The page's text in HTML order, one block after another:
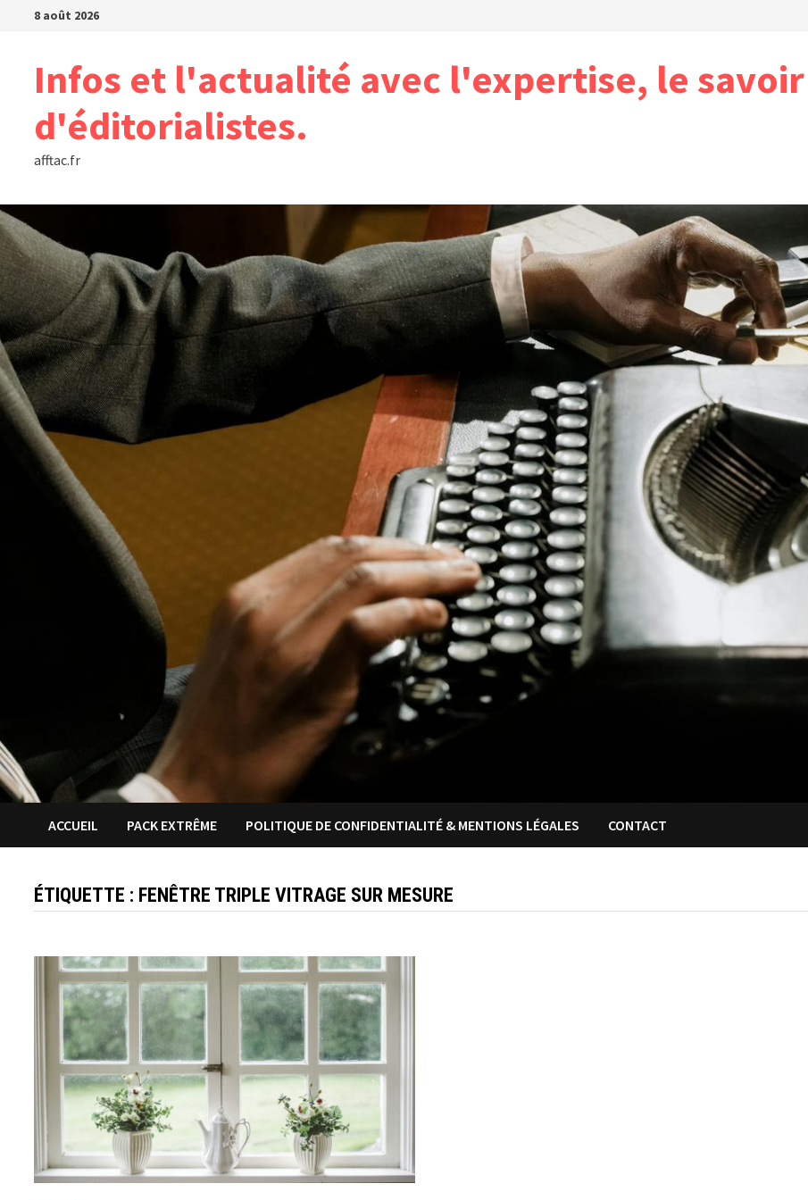
Passer8 août 2026
Infos et l'actualité avec l'expertise, le
d'éditorialistes.
afftac.fr
ACCUEIL PACK EXTRÊME POLITIQUE DE CONFIDENTIALITÉ & MENTIONS LÉGALES CONTACT
ÉTIQUETTE : FENÊTRE TRIPLE VITRAGE SUR MESURE